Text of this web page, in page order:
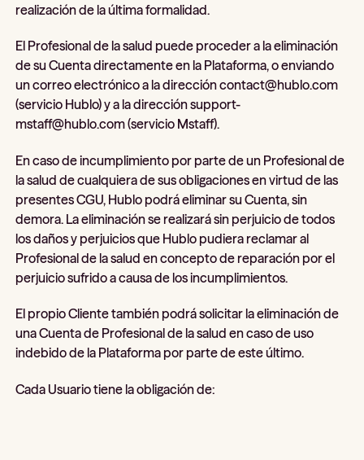
realización de la última formalidad.
El Profesional de la salud puede proceder a la eliminación
de su Cuenta directamente en la Plataforma, o enviando
un correo electrónico a la dirección contact@hublo.com
(servicio Hublo) y a la dirección support-
mstaff@hublo.com (servicio Mstaff).
En caso de incumplimiento por parte de un Profesional de
la salud de cualquiera de sus obligaciones en virtud de las
presentes CGU, Hublo podrá eliminar su Cuenta, sin
demora. La eliminación se realizará sin perjuicio de todos
los daños y perjuicios que Hublo pudiera reclamar al
Profesional de la salud en concepto de reparación por el
perjuicio sufrido a causa de los incumplimientos.
El propio Cliente también podrá solicitar la eliminación de
una Cuenta de Profesional de la salud en caso de uso
indebido de la Plataforma por parte de este último.
Cada Usuario tiene la obligación de: